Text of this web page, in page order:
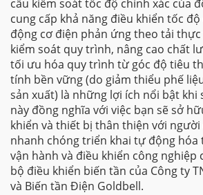
cầu kiểm soát tốc độ chính xác của
cung cấp khả năng điều khiển tốc
động cơ điện phản ứng theo tải thực
kiểm soát quy trình, nâng cao chất
tối ưu hóa quy trình từ góc độ tiêu
tính bền vững (do giảm thiểu phế
sản xuất) là những lợi ích nổi bật khi
này đồng nghĩa với việc bạn sẽ sở
khiển và thiết bị thân thiện với
nhanh chóng triển khai tự động
vận hành và điều khiển công nghiệp
bộ điều khiển biến tần của Công ty
và Biến tần Điện Goldbell.